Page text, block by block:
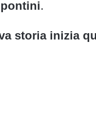
.
storia inizia